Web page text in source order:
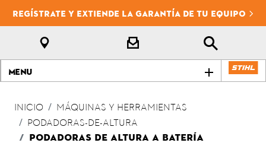
REGÍSTRATE Y EXTIENDE LA GARANTÍA DE TU EQUIPO
Menu
INICIO
MÁQUINAS Y HERRAMIENTAS
PODADORAS-DE-ALTURA
PODADORAS DE ALTURA A BATERÍA